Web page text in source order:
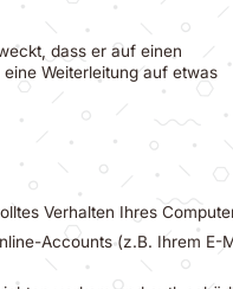
dass er auf einen
Weiterleitung auf etwas
Verhalten Ihres
Accounts (z.B. Ihrem E-